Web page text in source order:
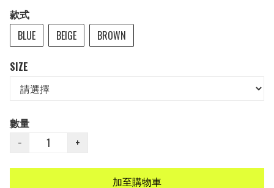
款式
BLUE
BEIGE BROWN
SIZE
數量
−
+
加至購物車